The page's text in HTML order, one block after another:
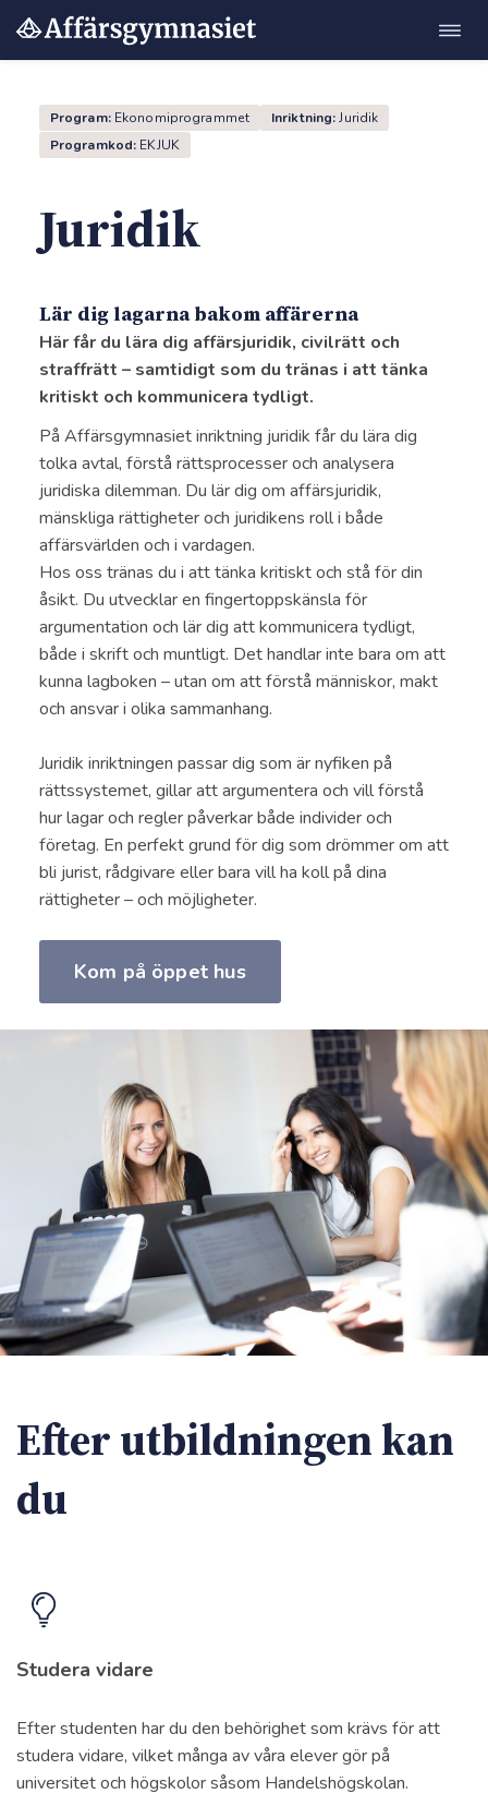
Hoppa
Program: Ekonomiprogrammet Inriktning:Juridik
Programkod: EKJUK
Juridik
Lär dig lagarna bakom affärerna
Här får du lära dig affärsjuridik, civilrätt och
straffrätt – samtidigt som du tränas i att tänka
kritiskt och kommunicera tydligt.
På Affärsgymnasiet inriktning juridik får du lära dig
tolka avtal, förstå rättsprocesser och analysera
juridiska dilemman. Du lär dig om affärsjuridik,
mänskliga rättigheter och juridikens roll i både
affärsvärlden och i vardagen.
Hos oss tränas du i att tänka kritiskt och stå för din
åsikt. Du utvecklar en fingertoppskänsla för
argumentation och lär dig att kommunicera tydligt,
både i skrift och muntligt. Det handlar inte bara om att
kunna lagboken – utan om att förstå människor, makt
och ansvar i olika sammanhang.
Juridik inriktningen passar dig som är nyfiken på
rättssystemet, gillar att argumentera och vill förstå
hur lagar och regler påverkar både individer och
företag. En perfekt grund för dig som drömmer om att
bli jurist, rådgivare eller bara vill ha koll på dina
rättigheter – och möjligheter.
Kom på öppet hus
Efter utbildningen kan
du
Studera vidare
Efter studenten har du den behörighet som krävs för att
studera vidare, vilket många av våra elever gör på
universitet och högskolor såsom Handelshögskolan.